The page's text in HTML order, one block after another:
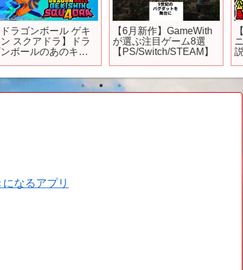
ラゴンボール ゲキ
スクアドラ】ドラ
ボールのあのキャ
【6月新作】GameWith
が選ぶ注目ゲーム8選
【PS/Switch/STEAM】
なるアプリ